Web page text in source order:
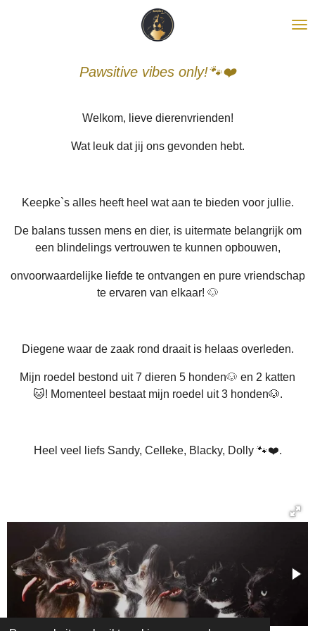
Pawsitive vibes only!🐾❤️
Welkom, lieve dierenvrienden!
Wat leuk dat jij ons gevonden hebt.
Keepke`s alles heeft heel wat aan te bieden voor jullie.
De balans tussen mens en dier, is uitermate belangrijk om
een blindelings vertrouwen te kunnen opbouwen,
onvoorwaardelijke liefde te ontvangen en pure vriendschap
te ervaren van elkaar! 🐶
Diegene waar de zaak rond draait is helaas overleden.
Mijn roedel bestond uit 7 dieren 5 honden🐶 en 2 katten
🐱! Momenteel bestaat mijn roedel uit 3 honden🐶.
Heel veel liefs Sandy, Celleke, Blacky, Dolly 🐾❤️.